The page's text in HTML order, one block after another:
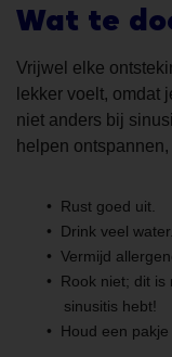
Wat te
Vrijwel elke
lekker voelt, omdat
niet anders bij
helpen
Rust goed uit.
Drink veel water.
Vermijd
Rook niet; dit is
sinusitis hebt!
Houd een